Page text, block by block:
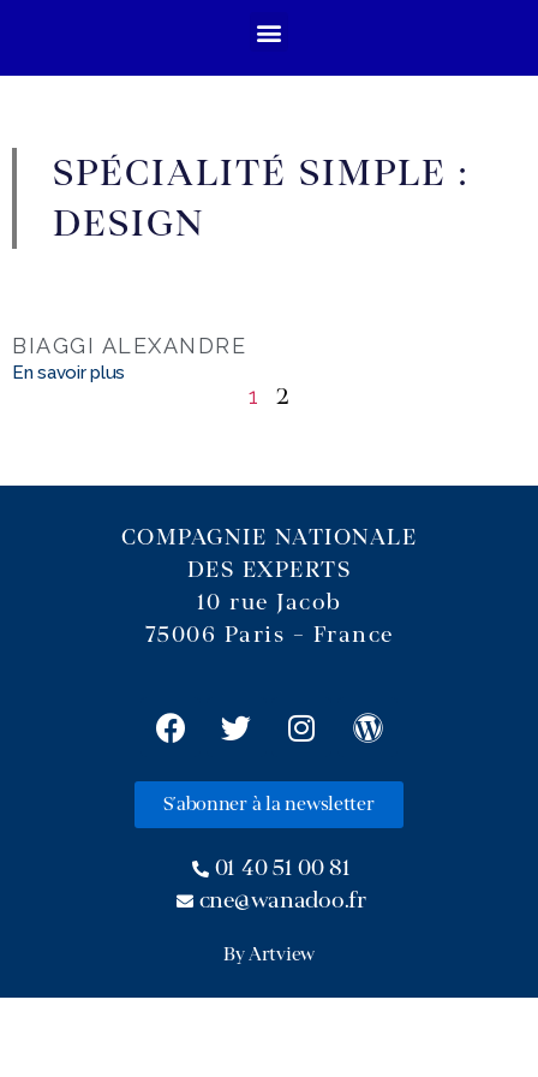
SPÉCIALITÉ SIMPLE :
DESIGN
BIAGGI ALEXANDRE
En savoir plus
1 2
COMPAGNIE NATIONALE
DES EXPERTS
10 rue Jacob
75006 Paris – France
S'abonner à la newsletter
01 40 51 00 81
cne@wanadoo.fr
By Artview